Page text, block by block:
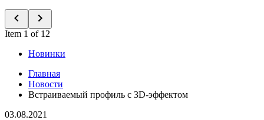
Item 1 of 12
Новинки
Главная
Новости
Встраиваемый профиль с 3D-эффектом
03.08.2021